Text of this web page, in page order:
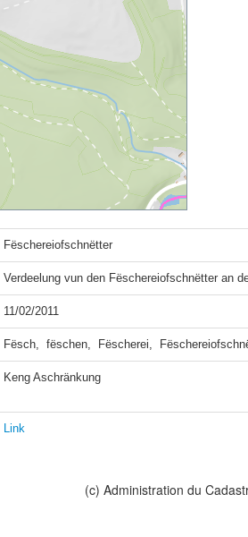
Fëschereiofschnëtter
Verdeelung vun den Fëschereiofschnëtter an
11/02/2011
Fësch,  fëschen,  Fëscherei,
Keng Aschränkung
Link
(c) Administration du